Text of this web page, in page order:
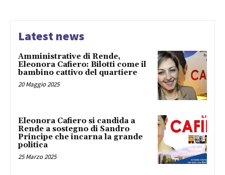
Latest news
Amministrative di Rende,
Eleonora Cafiero: Bilotti come il
bambino cattivo del quartiere
20 Maggio 2025
Eleonora Cafiero si candida a
Rende a sostegno di Sandro
Principe che incarna la grande
politica
25 Marzo 2025